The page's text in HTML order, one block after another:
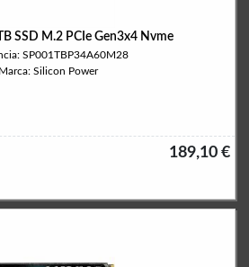
SSD M.2 PCIe Gen3x4 Nvme
SP001TBP34A60M28
Marca: Silicon Power
189,10 €